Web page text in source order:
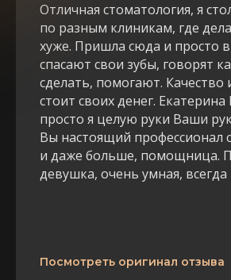
Отличная стоматология, я
по разным клиникам, где
хуже. Пришла сюда и просто в
спасают свои зубы, говорят
сделать, помогают. Качество
стоит своих денег.
просто я целую руки Ваши
Вы настоящий профессионал
и даже больше, помощница.
девушка, очень умная,
Посмотреть оригинал отзыва